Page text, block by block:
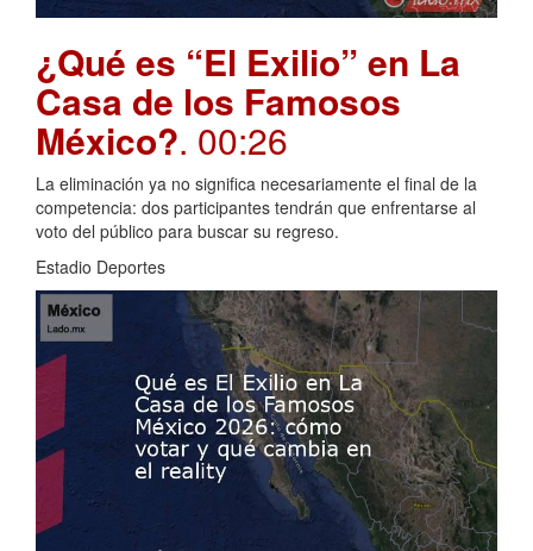
¿Qué es “El Exilio” en La
Casa de los Famosos
México?. 00:26
La eliminación ya no significa necesariamente el final de la
competencia: dos participantes tendrán que enfrentarse al
voto del público para buscar su regreso.
Estadio Deportes